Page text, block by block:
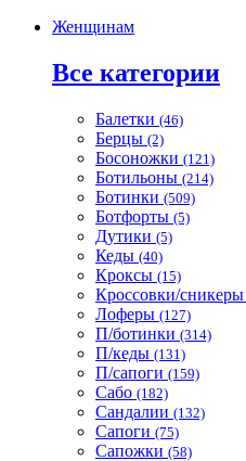
Женщинам
Все категории
Балетки (46)
Берцы (2)
Босоножки (121)
Ботильоны (214)
Ботинки (509)
Ботфорты (5)
Дутики (5)
Кеды (40)
Кроксы (15)
Кроссовки/сникеры
Лоферы (127)
П/ботинки (314)
П/кеды (131)
П/сапоги (159)
Сабо (182)
Сандалии (132)
Сапоги (75)
Сапожки (58)